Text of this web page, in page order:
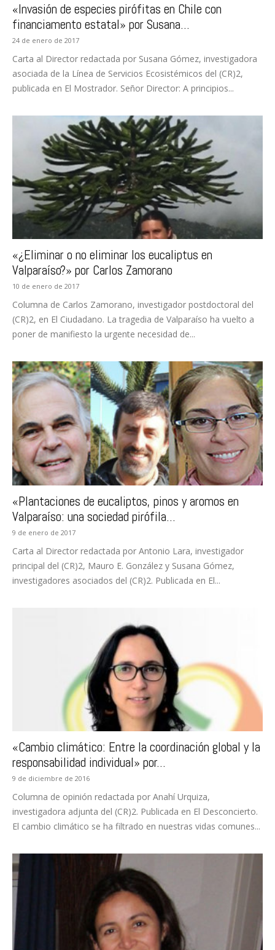
«Invasión de especies pirófitas en Chile con
financiamento estatal» por Susana...
24 de enero de 2017
Carta al Director redactada por Susana Gómez, investigadora
asociada de la Línea de Servicios Ecosistémicos del (CR)2,
publicada en El Mostrador. Señor Director: A principios...
«¿Eliminar o no eliminar los eucaliptus en
Valparaíso?» por Carlos Zamorano
10 de enero de 2017
Columna de Carlos Zamorano, investigador postdoctoral del
(CR)2, en El Ciudadano. La tragedia de Valparaíso ha vuelto a
poner de manifiesto la urgente necesidad de...
«Plantaciones de eucaliptos, pinos y aromos en
Valparaíso: una sociedad pirófila...
9 de enero de 2017
Carta al Director redactada por Antonio Lara, investigador
principal del (CR)2, Mauro E. González y Susana Gómez,
investigadores asociados del (CR)2. Publicada en El...
«Cambio climático: Entre la coordinación global y la
responsabilidad individual» por...
9 de diciembre de 2016
Columna de opinión redactada por Anahí Urquiza,
investigadora adjunta del (CR)2. Publicada en El Desconcierto.
El cambio climático se ha filtrado en nuestras vidas comunes...